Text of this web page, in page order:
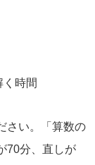
時間
さい。「算数の
70分、直しが